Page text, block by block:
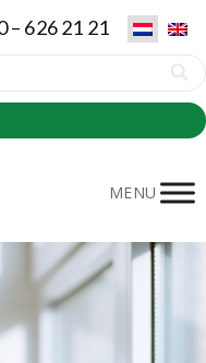
– 626 21 21
MENU